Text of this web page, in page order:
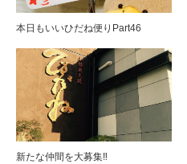
本日もいいひだね便りPart46
新たな仲間を大募集‼︎